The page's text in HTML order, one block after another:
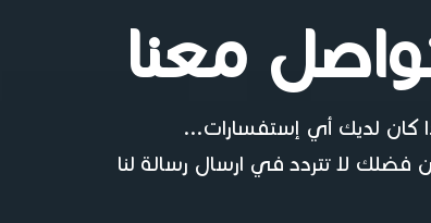
معنا
كان لديك أي إستفسارات...
فضلك لا تتردد في ارسال رسالة لنا